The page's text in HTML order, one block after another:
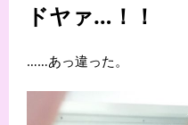
ドヤァ…！！
……あっ違った。